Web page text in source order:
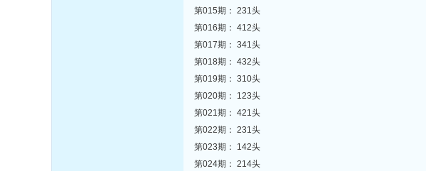
第015期： 231头
第016期： 412头
第017期： 341头
第018期： 432头
第019期： 310头
第020期： 123头
第021期： 421头
第022期： 231头
第023期： 142头
第024期： 214头